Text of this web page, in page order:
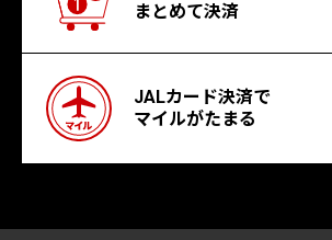
まとめて決済
JALカード決済で
マイルがたまる